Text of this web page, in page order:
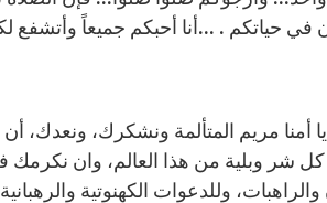
أمنا مريم المتألمة ونشكرك،
كل شر وبلية من هذا العالم، وان نكرمك
وللدعوات الكهنوتية